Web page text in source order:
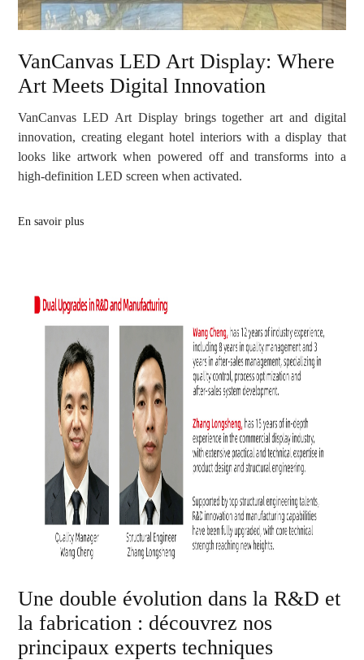
VanCanvas LED Art Display: Where
Art Meets Digital Innovation
VanCanvas LED Art Display brings together art and digital
innovation, creating elegant hotel interiors with a display that
looks like artwork when powered off and transforms into a
high-definition LED screen when activated.
En savoir plus
Une double évolution dans la R&D et
la fabrication : découvrez nos
principaux experts techniques